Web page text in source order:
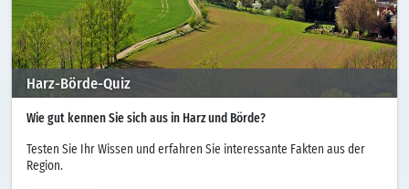
Harz-Börde-Quiz
Wie gut kennen Sie sich aus in Harz und Börde?
Testen Sie Ihr Wissen und erfahren Sie interessante Fakten aus der
Region.